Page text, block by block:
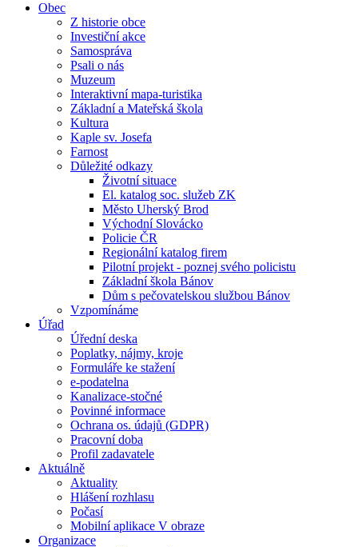
Obec
Z historie obce
Investiční akce
Samospráva
Psali o nás
Muzeum
Interaktivní mapa-turistika
Základní a Mateřská škola
Kultura
Kaple sv. Josefa
Farnost
Důležité odkazy
Životní situace
El. katalog soc. služeb ZK
Město Uherský Brod
Východní Slovácko
Policie ČR
Regionální katalog firem
Pilotní projekt - poznej svého policistu
Základní škola Bánov
Dům s pečovatelskou službou Bánov
Vzpomínáme
Úřad
Úřední deska
Poplatky, nájmy, kroje
Formuláře ke stažení
e-podatelna
Kanalizace-stočné
Povinné informace
Ochrana os. údajů (GDPR)
Pracovní doba
Profil zadavatele
Aktuálně
Aktuality
Hlášení rozhlasu
Počasí
Mobilní aplikace V obraze
Organizace